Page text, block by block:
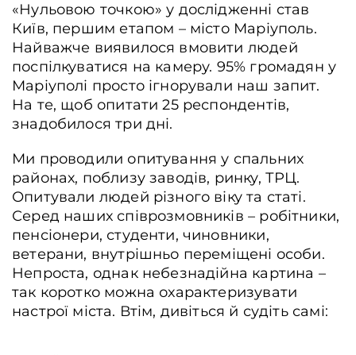
Редакційна політика | Копірайт
Документи
«Нульовою точкою» у дослідженні став
Київ, першим етапом – місто Маріуполь.
Найважче виявилося вмовити людей
поспілкуватися на камеру. 95% громадян у
Маріуполі просто ігнорували наш запит.
На те, щоб опитати 25 респондентів,
знадобилося три дні.
Ми проводили опитування у спальних
районах, поблизу заводів, ринку, ТРЦ.
Опитували людей різного віку та статі.
Серед наших співрозмовників – робітники,
пенсіонери, студенти, чиновники,
ветерани, внутрішньо переміщені особи.
Непроста, однак небезнадійна картина –
так коротко можна охарактеризувати
настрої міста. Втім, дивіться й судіть самі: